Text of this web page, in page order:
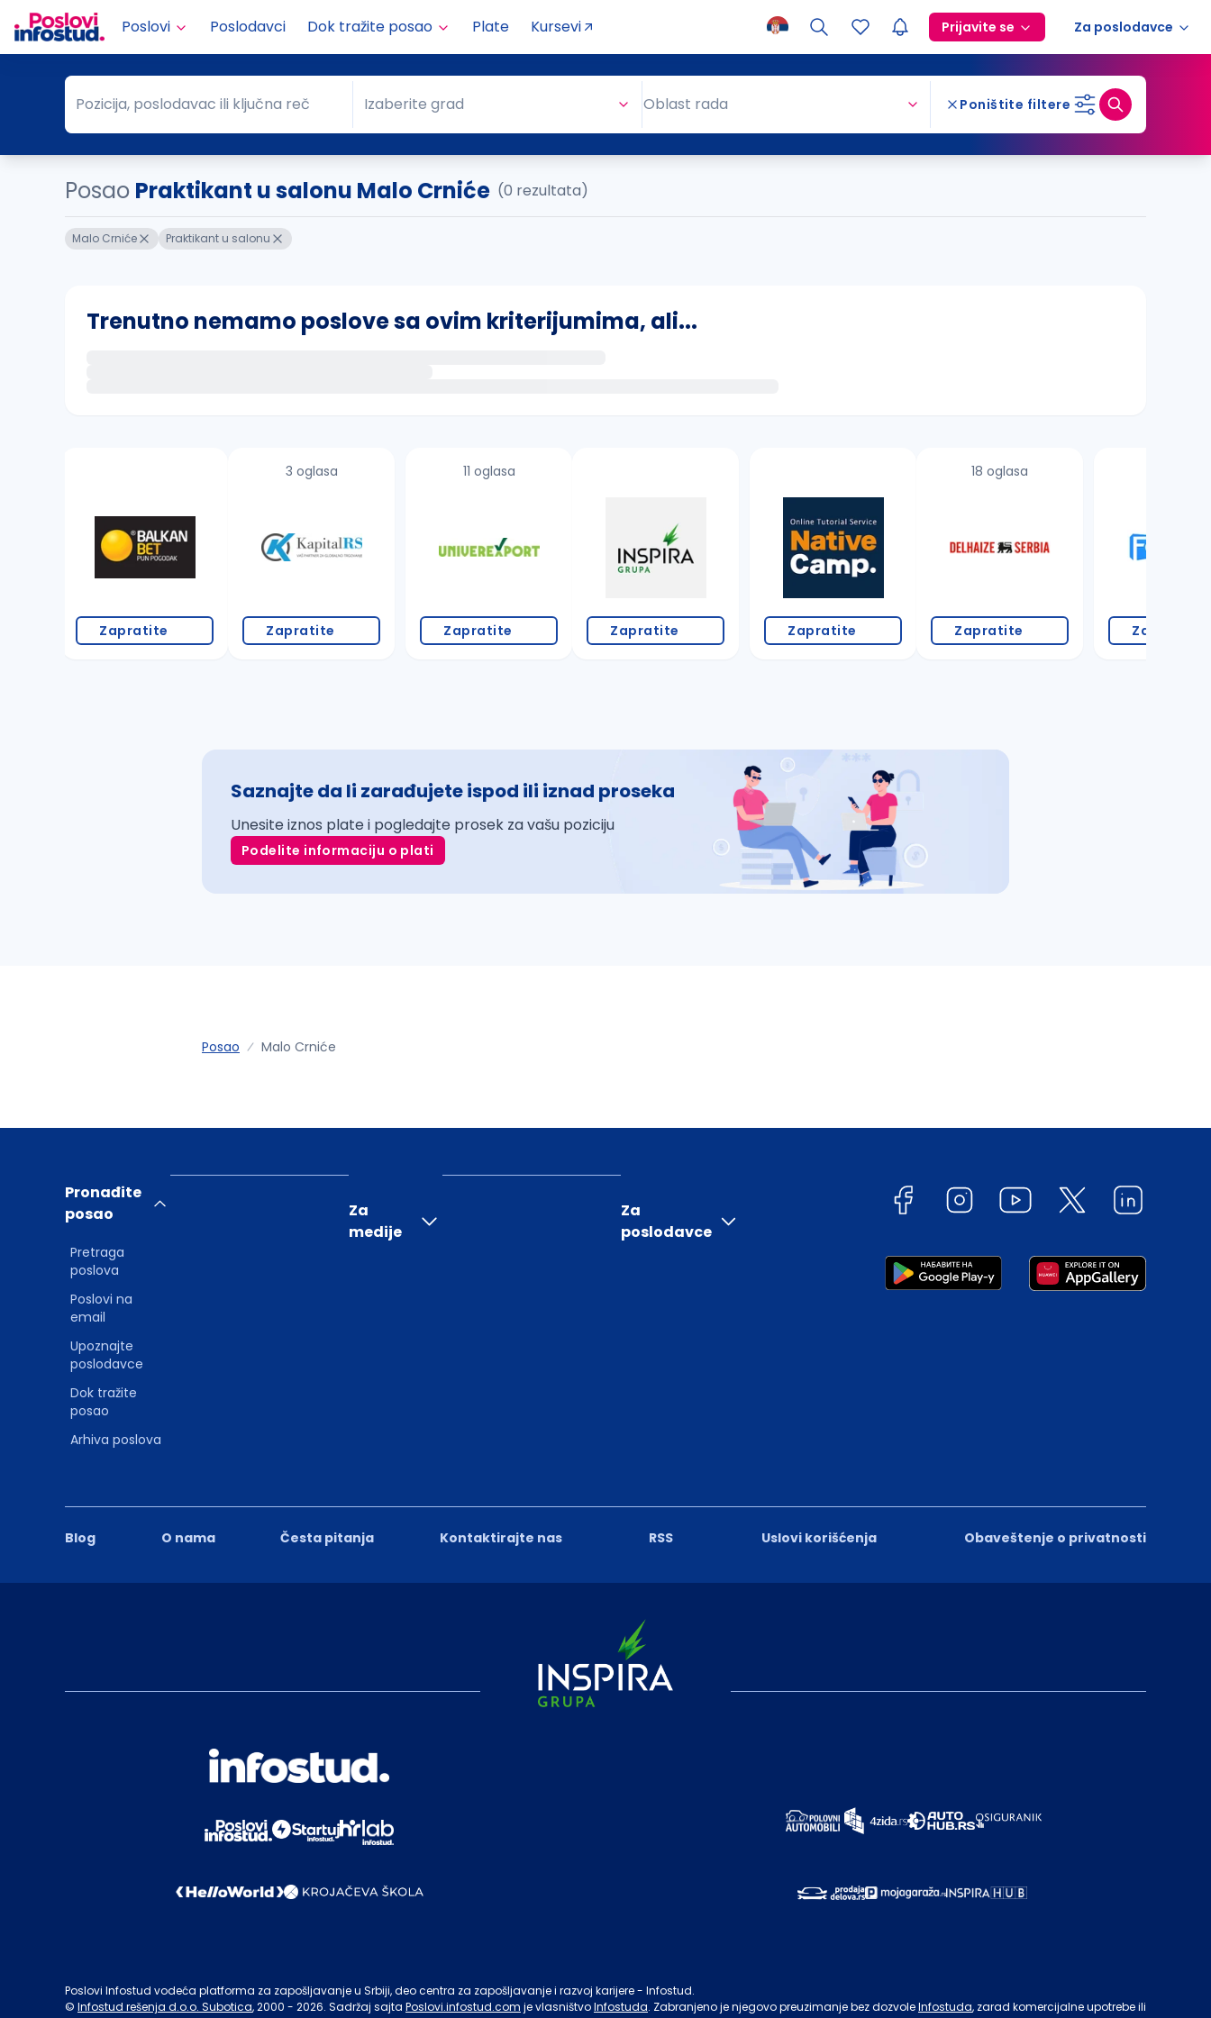
Poslovi Poslodavci Dok tražite posao Plate Kursevi Prijavite se Za poslodavce
Pozicija, poslodavac ili ključna reč
Pozicija, poslodavac ili ključna reč Grad
Izaberite grad Oblast rada Poništite filtere
Posao Praktikant u salonu Malo Crniće (0 rezultata)
Malo Crniće Praktikant u salonu
Trenutno nemamo poslove sa ovim kriterijumima, ali...
proverite pravopisne greške (koristite č, ć, š, đ, ž, dž)
povećajte radijus za odabrani grad
Zapratite
3 oglasa
Zapratite
11 oglasa
Zapratite Zapratite Zapratite
18 oglasa
Zapratite Zapratite
Saznajte da li zarađujete ispod ili iznad proseka
Unesite iznos plate i pogledajte prosek za vašu poziciju
Podelite informaciju o plati
Posao Malo Crniće
Blog O nama Česta pitanja Kontaktirajte nas RSS Uslovi korišćenja Obaveštenje o privatnosti
Pronađite
posao
Pretraga
poslova
Poslovi na
email
Upoznajte
poslodavce
Dok tražite
posao
Arhiva poslova
Za
medije
Za
poslodavce
Poslovi Infostud vodeća platforma za zapošljavanje u Srbiji, deo centra za zapošljavanje i razvoj karijere - Infostud.
© Infostud rešenja d.o.o. Subotica, 2000 - 2026. Sadržaj sajta Poslovi.infostud.com je vlasništvoInfostuda. Zabranjeno je njegovo preuzimanje bez dozvoleInfostuda, zarad komercijalne upotrebe ili